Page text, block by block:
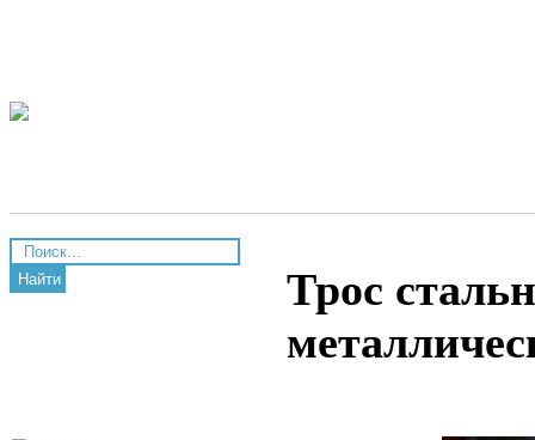
Найти
Трос